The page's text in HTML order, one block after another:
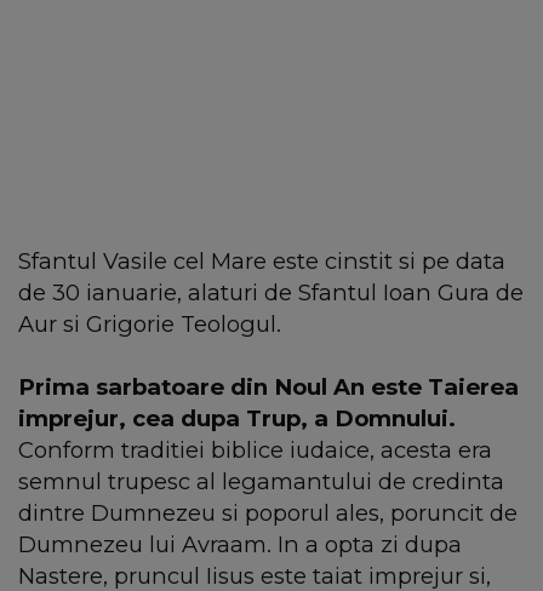
Sfantul Vasile cel Mare este cinstit si pe data
de 30 ianuarie, alaturi de Sfantul Ioan Gura de
Aur si Grigorie Teologul.
Prima sarbatoare din Noul An este Taierea
imprejur, cea dupa Trup, a Domnului.
Conform traditiei biblice iudaice, acesta era
semnul trupesc al legamantului de credinta
dintre Dumnezeu si poporul ales, poruncit de
Dumnezeu lui Avraam. In a opta zi dupa
Nastere, pruncul Iisus este taiat imprejur si,